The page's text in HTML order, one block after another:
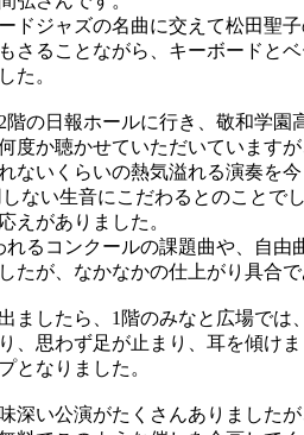
ドジャズの名曲に交えて松田聖
さることながら、キーボードと
た。
の日報ホールに行き、敬和学園
度か聴かせていただいています
ないくらいの熱気溢れる演奏を
ない生音にこだわるとのことで
えがありました。
るコンクールの課題曲や、自由
たが、なかなかの仕上がり具合
ましたら、1階のみなと広場では
、思わず足が止まり、耳を傾け
となりました。
深い公演がたくさんありました